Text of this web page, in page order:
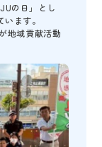
の日」とし
ます。
地域貢献活動